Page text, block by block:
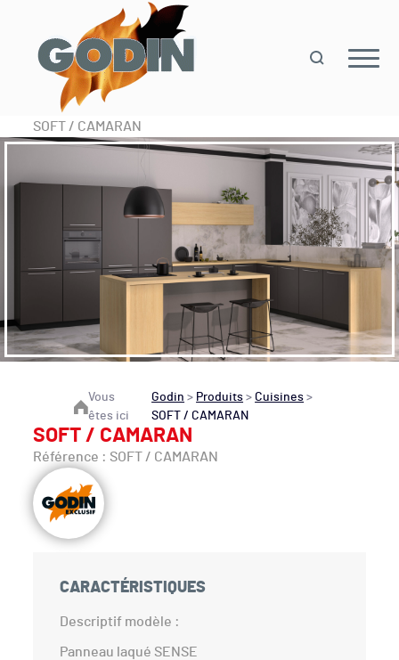
SOFT / CAMARAN
Vous
êtes ici
Godin > Produits >Cuisines >
SOFT / CAMARAN
SOFT / CAMARAN
Référence : SOFT / CAMARAN
CARACTÉRISTIQUES
Descriptif modèle :
Panneau laqué SENSE